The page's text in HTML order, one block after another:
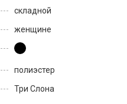
складной
женщине
полиэстер
Три Слона